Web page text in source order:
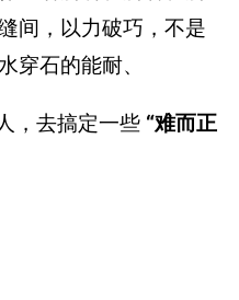
间，以力破巧，不是
穿石的能耐、
，去搞定一些 “难而正